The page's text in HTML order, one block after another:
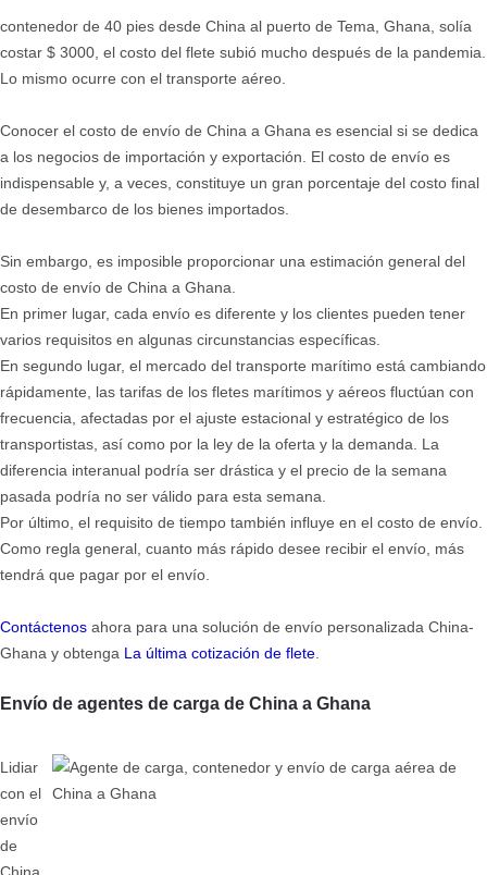
contenedor de 40 pies desde China al puerto de Tema, Ghana, solía
costar $ 3000, el costo del flete subió mucho después de la pandemia.
Lo mismo ocurre con el transporte aéreo.
Conocer el costo de envío de China a Ghana es esencial si se dedica
a los negocios de importación y exportación. El costo de envío es
indispensable y, a veces, constituye un gran porcentaje del costo final
de desembarco de los bienes importados.
Sin embargo, es imposible proporcionar una estimación general del
costo de envío de China a Ghana.
En primer lugar, cada envío es diferente y los clientes pueden tener
varios requisitos en algunas circunstancias específicas.
En segundo lugar, el mercado del transporte marítimo está cambiando
rápidamente, las tarifas de los fletes marítimos y aéreos fluctúan con
frecuencia, afectadas por el ajuste estacional y estratégico de los
transportistas, así como por la ley de la oferta y la demanda. La
diferencia interanual podría ser drástica y el precio de la semana
pasada podría no ser válido para esta semana.
Por último, el requisito de tiempo también influye en el costo de envío.
Como regla general, cuanto más rápido desee recibir el envío, más
tendrá que pagar por el envío.
Contáctenos ahora para una solución de envío personalizada China-
Ghana y obtenga La última cotización de flete
Envío de agentes de carga de China a Ghana
Lidiar
con el
envío
de
China